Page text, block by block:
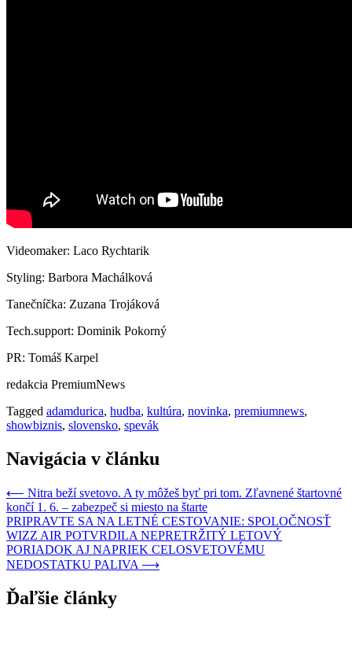
Videomaker: Laco Rychtarik
Styling: Barbora Machálková
Tanečníčka: Zuzana Trojáková
Tech.support: Dominik Pokorný
PR: Tomáš Karpel
redakcia PremiumNews
Tagged adamdurica, hudba, kultúra, novinka, premiumnews,
showbiznis, slovensko, spevák
Navigácia v článku
⟵ Nitra beží svetovo. A ty môžeš byť pri tom. Zľavnené štartovné
končí 1. 6. – zabezpeč si miesto na štarte
PRIPRAVTE SA NA LETNÉ CESTOVANIE: SPOLOČNOSŤ
WIZZ AIR POTVRDILA NEPRETRŽITÝ LETOVÝ
PORIADOK AJ NAPRIEK CELOSVETOVÉMU
NEDOSTATKU PALIVA ⟶
Ďaľšie články